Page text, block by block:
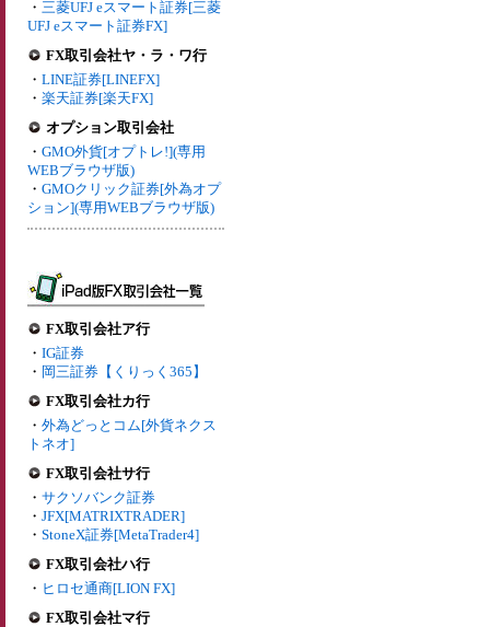
・ 三菱UFJ eスマート証券[三菱
UFJ eスマート証券FX]
FX取引会社ヤ・ラ・ワ行
・ LINE証券[LINEFX]
・ 楽天証券[楽天FX]
オプション取引会社
・ GMO外貨[オプトレ!](専用
WEBブラウザ版)
・ GMOクリック証券[外為オプ
ション](専用WEBブラウザ版)
FX取引会社ア行
・ IG証券
・ 岡三証券【くりっく365】
FX取引会社カ行
・ 外為どっとコム[外貨ネクス
トネオ]
FX取引会社サ行
・ サクソバンク証券
・ JFX[MATRIXTRADER]
・ StoneX証券[MetaTrader4]
FX取引会社ハ行
・ ヒロセ通商[LION FX]
FX取引会社マ行